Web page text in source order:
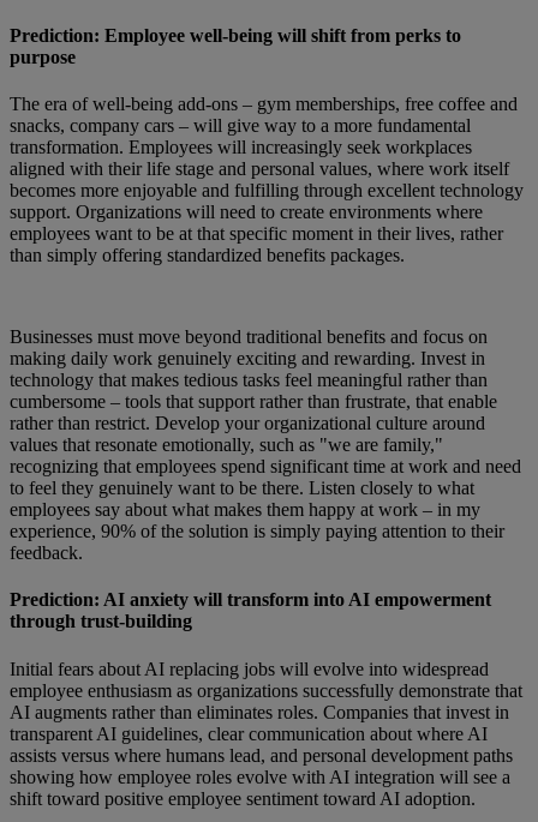
Prediction: Employee well-being will shift from perks to
purpose
The era of well-being add-ons – gym memberships, free coffee and
snacks, company cars – will give way to a more fundamental
transformation. Employees will increasingly seek workplaces
aligned with their life stage and personal values, where work itself
becomes more enjoyable and fulfilling through excellent technology
support. Organizations will need to create environments where
employees want to be at that specific moment in their lives, rather
than simply offering standardized benefits packages.
Businesses must move beyond traditional benefits and focus on
making daily work genuinely exciting and rewarding. Invest in
technology that makes tedious tasks feel meaningful rather than
cumbersome – tools that support rather than frustrate, that enable
rather than restrict. Develop your organizational culture around
values that resonate emotionally, such as "we are family,"
recognizing that employees spend significant time at work and need
to feel they genuinely want to be there. Listen closely to what
employees say about what makes them happy at work – in my
experience, 90% of the solution is simply paying attention to their
feedback.
Prediction: AI anxiety will transform into AI empowerment
through trust-building
Initial fears about AI replacing jobs will evolve into widespread
employee enthusiasm as organizations successfully demonstrate that
AI augments rather than eliminates roles. Companies that invest in
transparent AI guidelines, clear communication about where AI
assists versus where humans lead, and personal development paths
showing how employee roles evolve with AI integration will see a
shift toward positive employee sentiment toward AI adoption.